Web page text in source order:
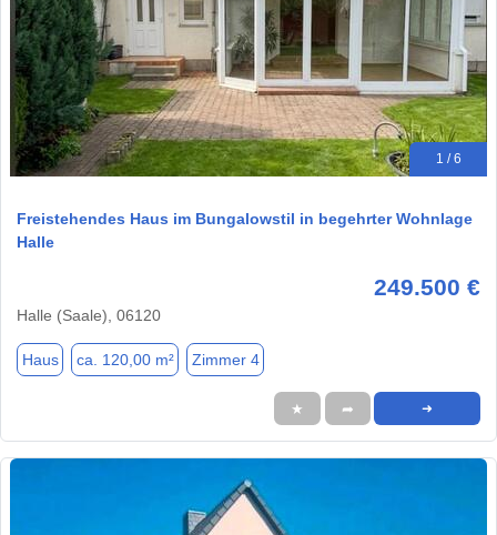
1 / 6
Freistehendes Haus im Bungalowstil in begehrter Wohnlage
Halle
249.500 €
Halle (Saale), 06120
Haus ca. 120,00 m² Zimmer 4
★ ➦ ➜